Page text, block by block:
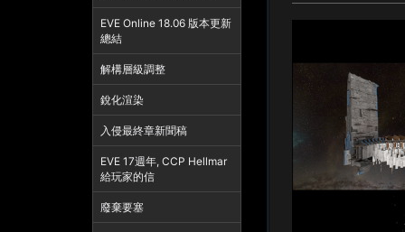
EVE Online 18.06 版本更新
總結
解構層級調整
銳化渲染
入侵最終章新聞稿
EVE 17週年, CCP Hellmar
給玩家的信
廢棄要塞